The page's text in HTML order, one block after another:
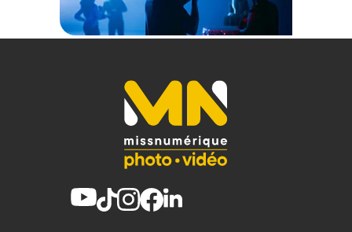
(2) Nombre de points Fidélité estimés, hors remises au panier, basé
sur le prix TTC en €, les points seront effectivement calculés dans le
panier.